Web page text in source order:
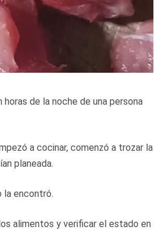
horas de la noche de una persona
a cocinar, comenzó a trozar la
planeada.
la encontró.
alimentos y verificar el estado en